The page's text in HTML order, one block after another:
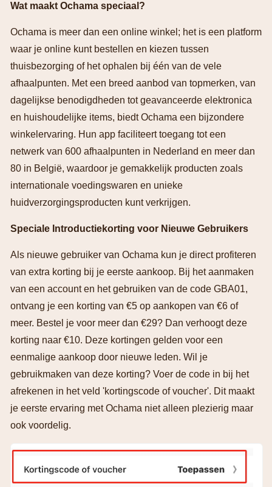
Wat maakt Ochama speciaal?
Ochama is meer dan een online winkel; het is een platform
waar je online kunt bestellen en kiezen tussen
thuisbezorging of het ophalen bij één van de vele
afhaalpunten. Met een breed aanbod van topmerken, van
dagelijkse benodigdheden tot geavanceerde elektronica
en huishoudelijke items, biedt Ochama een bijzondere
winkelervaring. Hun app faciliteert toegang tot een
netwerk van 600 afhaalpunten in Nederland en meer dan
80 in België, waardoor je gemakkelijk producten zoals
internationale voedingswaren en unieke
huidverzorgingsproducten kunt verkrijgen.
Speciale Introductiekorting voor Nieuwe Gebruikers
Als nieuwe gebruiker van Ochama kun je direct profiteren
van extra korting bij je eerste aankoop. Bij het aanmaken
van een account en het gebruiken van de code GBA01,
ontvang je een korting van €5 op aankopen van €6 of
meer. Bestel je voor meer dan €29? Dan verhoogt deze
korting naar €10. Deze kortingen gelden voor een
eenmalige aankoop door nieuwe leden. Wil je
gebruikmaken van deze korting? Voer de code in bij het
afrekenen in het veld 'kortingscode of voucher'. Dit maakt
je eerste ervaring met Ochama niet alleen plezierig maar
ook voordelig.